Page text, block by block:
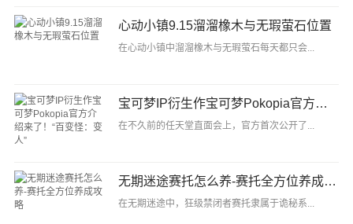
心动小镇9.15溜溜橡木与无瑕萤石位置
在心动小镇中溜溜橡木与无瑕萤石每天都只会...
宝可梦IP衍生作宝可梦Pokopia官方介绍来了！“百变怪：变人”
在不久前的任天堂直面会上，官方首次公开了...
无期迷途赛托怎么养-赛托全方位养成攻略
在无期迷途中，狂级禁闭者赛托隶属于诡秘系...